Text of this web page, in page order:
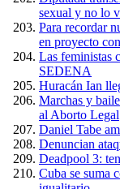
sexual y no lo
Para recordar
en proyecto
Las feministas
SEDENA
Huracán Ian
Marchas y
al Aborto Legal
Daniel Tabe
Denuncian
Deadpool 3:
Cuba se suma